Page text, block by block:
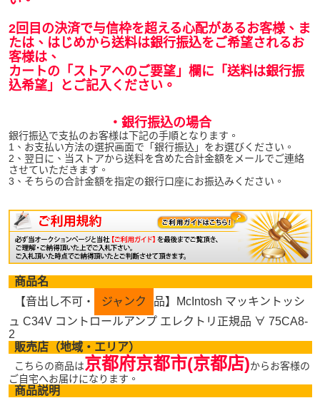
2回目の決済で与信枠を超える心配があるお客様、ま
たは、はじめから送料は銀行振込をご希望されるお
客様は、
カートの「ストアへのご要望」欄に「送料は銀行振
込希望」とご記入ください。
・銀行振込の場合
銀行振込で支払のお客様は下記の手順となります。
1、お支払い方法の選択画面で「銀行振込」をお選びください。
2、翌日に、当ストアから送料を含めた合計金額をメールでご連絡
させていただきます。
3、そちらの合計金額を指定の銀行口座にお振込みください。
商品名
【音出し不可・
ジャンク
品】McIntosh マッキントッシ
ュ C34V コントロールアンプ エレクトリ正規品 ∀ 75CA8-
2
販売店（地域・エリア）
こちらの商品は京都府京都市(京都店)からお客様の
ご自宅へお届けになります。
商品説明